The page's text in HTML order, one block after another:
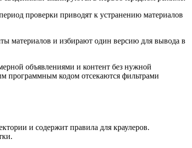
проверки приводят к устранению материалов
материалов и избирают один версию для вывода в
объявлениями и контент без нужной
программным кодом отсекаются фильтрами
и содержит правила для краулеров.